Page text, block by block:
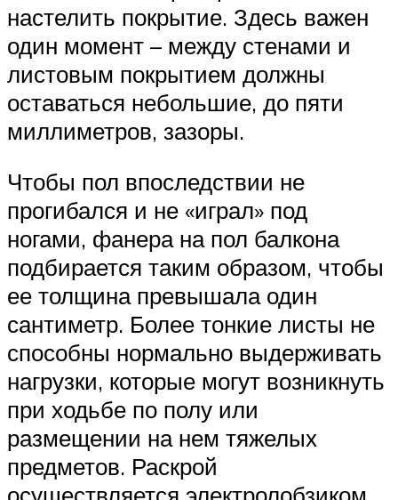
настелить покрытие. Здесь важен
один момент – между стенами и
листовым покрытием должны
оставаться небольшие, до пяти
миллиметров, зазоры.
Чтобы пол впоследствии не
прогибался и не «играл» под
ногами, фанера на пол балкона
подбирается таким образом, чтобы
ее толщина превышала один
сантиметр. Более тонкие листы не
способны нормально выдерживать
нагрузки, которые могут возникнуть
при ходьбе по полу или
размещении на нем тяжелых
предметов. Раскрой